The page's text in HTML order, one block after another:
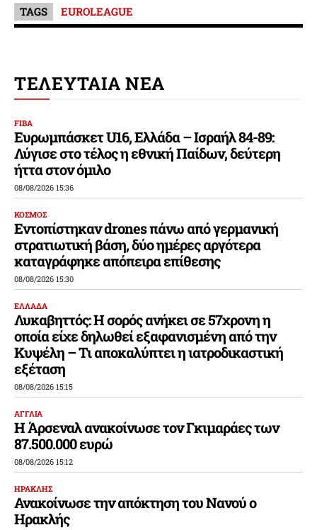
TAGS EUROLEAGUE
ΤΕΛΕΥΤΑΙΑ ΝΕΑ
FIBA
Ευρωμπάσκετ U16, Ελλάδα – Ισραήλ 84-89:
Λύγισε στο τέλος η εθνική Παίδων, δεύτερη
ήττα στον όμιλο
08/08/2026 15:36
ΚΟΣΜΟΣ
Εντοπίστηκαν drones πάνω από γερμανική
στρατιωτική βάση, δύο ημέρες αργότερα
καταγράφηκε απόπειρα επίθεσης
08/08/2026 15:30
ΕΛΛΑΔΑ
Λυκαβηττός: Η σορός ανήκει σε 57χρονη η
οποία είχε δηλωθεί εξαφανισμένη από την
Κυψέλη – Τι αποκαλύπτει η ιατροδικαστική
εξέταση
08/08/2026 15:15
ΑΓΓΛΙΑ
Η Άρσεναλ ανακοίνωσε τον Γκιμαράες των
87.500.000 ευρώ
08/08/2026 15:12
ΗΡΑΚΛΗΣ
Ανακοίνωσε την απόκτηση του Νανού ο
Ηρακλής